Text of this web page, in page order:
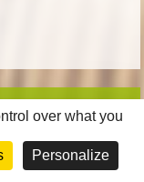
over what you
Personalize